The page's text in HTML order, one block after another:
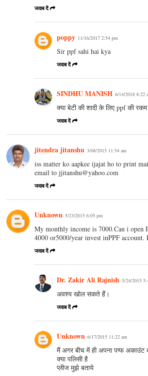
जवाब दें
poppy 11/16/2017 2:54 pm
Sir ppf sahi hai kya
जवाब दें
SINDHU MANISH 6/14/2018 8:22
क्या बेटी की शादी के लिए ppf की
जवाब दें
jitendra jitanshu 3/08/2015 11:54 am
iss matter ko aapkee ijajat ho to print
email to jjitanshu@yahoo.com
जवाब दें
Unknown 5/23/2015 6:05 pm
My monthly income is 7000.Can i open
4000 or5000/year invest inPPF account.
जवाब दें
Dr. Zakir Ali Rajnish 5/24/2015
अवश्य खोल सकते हैं।
जवाब दें
Unknown 6/17/2015 11:22 am
मैं अगर बीच में ही अपना पप्फ अकाउंट
क्या पलिसी है
प्लीज मुझे बताये